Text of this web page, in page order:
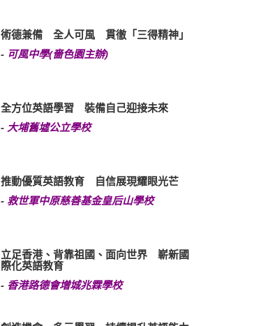
術德兼備 全人可風 貫徹「三得精神」
- 可風中學(嗇色園主辦)
全方位英語學習 裝備自己迎接未來
- 大埔舊墟公立學校
推動優質英語教育 自信展現耀眼光芒
- 救世軍中原慈善基金皇后山學校
立足香港、背靠祖國、面向世界 嶄新國
際化英語教育
- 香港路德會增城兆霖學校